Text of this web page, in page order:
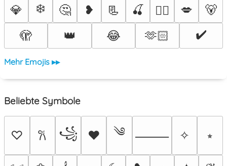
💎
❄️ 🤔 ❥ 📃 🍒 ❤️‍🔥 💋
🐻
🫣
👑 😂 🫶🏻 ✔️
Mehr Emojis ▸▸
Beliebte Symbole
♡ 𐙚 ꧁ ♥ ༄ ⸻ ✧ ⭒